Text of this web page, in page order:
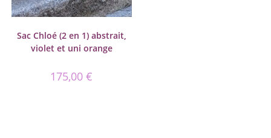
Sac Chloé (2 en 1) abstrait,
violet et uni orange
175,00€